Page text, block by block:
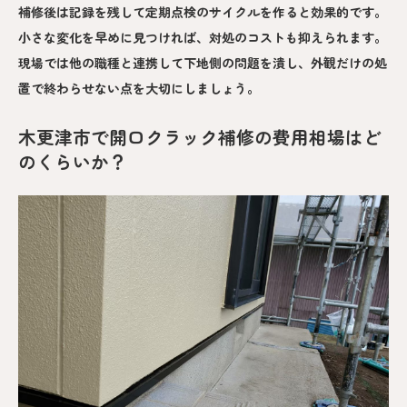
補修後は記録を残して定期点検のサイクルを作ると効果的です。
小さな変化を早めに見つければ、対処のコストも抑えられます。
現場では他の職種と連携して下地側の問題を潰し、外観だけの処
置で終わらせない点を大切にしましょう。
木更津市で開口クラック補修の費用相場はど
のくらいか？